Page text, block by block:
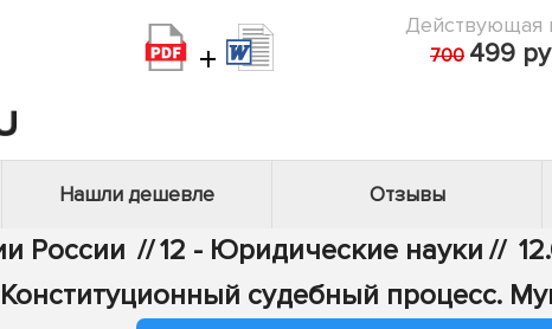
+
Действующая
700 499
Нашли дешевле Отзывы
России //12 - Юридические науки //
Конституционный судебный процесс.